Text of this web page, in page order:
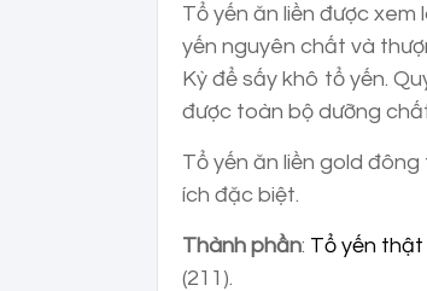
Tổ yến ăn liền được
yến nguyên chất và
Kỳ để sấy khô tổ yến.
được toàn bộ dưỡng
Tổ yến ăn liền gold
ích đặc biệt.
Thành phần: Tổ yến thật
(211).